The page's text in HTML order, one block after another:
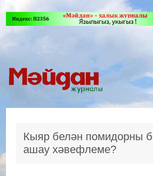
Кыяр белән помидорны
ашау хәвефлеме?